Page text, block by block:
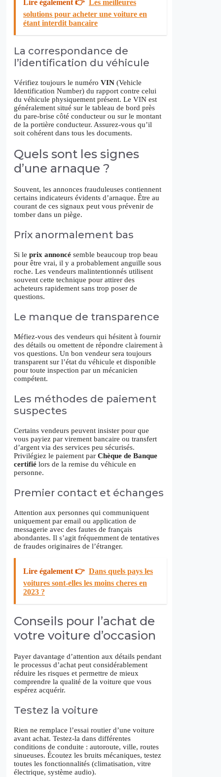
Lire également 👉
Les meilleures
solutions pour acheter une voiture en
étant interdit bancaire
La correspondance de
l’identification du véhicule
Vérifiez toujours le numéro VIN (Vehicle
Identification Number) du rapport contre celui
du véhicule physiquement présent. Le VIN est
généralement situé sur le tableau de bord près
du pare-brise côté conducteur ou sur le montant
de la portière conducteur. Assurez-vous qu’il
soit cohérent dans tous les documents.
Quels sont les signes
d’une arnaque ?
Souvent, les annonces frauduleuses contiennent
certains indicateurs évidents d’arnaque. Être au
courant de ces signaux peut vous prévenir de
tomber dans un piège.
Prix anormalement bas
Si le prix annoncé semble beaucoup trop beau
pour être vrai, il y a probablement anguille sous
roche. Les vendeurs malintentionnés utilisent
souvent cette technique pour attirer des
acheteurs rapidement sans trop poser de
questions.
Le manque de transparence
Méfiez-vous des vendeurs qui hésitent à fournir
des détails ou omettent de répondre clairement à
vos questions. Un bon vendeur sera toujours
transparent sur l’état du véhicule et disponible
pour toute inspection par un mécanicien
compétent.
Les méthodes de paiement
suspectes
Certains vendeurs peuvent insister pour que
vous payiez par virement bancaire ou transfert
d’argent via des services peu sécurisés.
Privilégiez le paiement par Chèque de Banque
certifié lors de la remise du véhicule en
personne.
Premier contact et échanges
Attention aux personnes qui communiquent
uniquement par email ou application de
messagerie avec des fautes de français
abondantes. Il s’agit fréquemment de tentatives
de fraudes originaires de l’étranger.
Lire également 👉 Dans quels pays les
voitures sont-elles les moins cheres en
2023 ?
Conseils pour l’achat de
votre voiture d’occasion
Payer davantage d’attention aux détails pendant
le processus d’achat peut considérablement
réduire les risques et permettre de mieux
comprendre la qualité de la voiture que vous
espérez acquérir.
Testez la voiture
Rien ne remplace l’essai routier d’une voiture
avant achat. Testez-la dans différentes
conditions de conduite : autoroute, ville, routes
sinueuses. Écoutez les bruits mécaniques, testez
toutes les fonctionnalités (climatisation, vitre
électrique, système audio).